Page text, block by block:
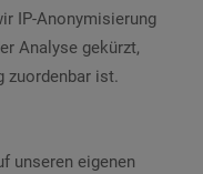
IP-Anonymisierung
Analyse gekürzt,
zuordenbar ist.
unseren eigenen